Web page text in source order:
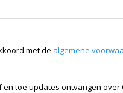
met de algemene
en toe updates ontvangen over